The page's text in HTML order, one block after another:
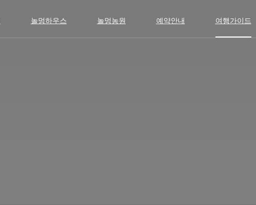
놀멍하우스 놀멍농원 예약안내 여행가이드